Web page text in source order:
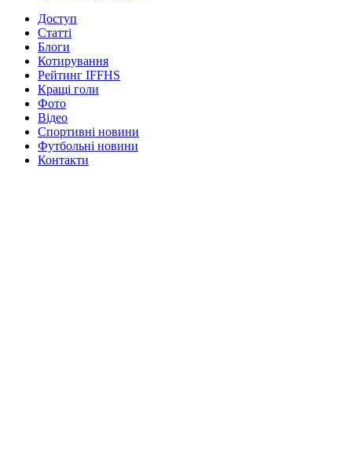
Доступ
Статті
Блоги
Котирування
Рейтинг IFFHS
Кращі голи
Фото
Відео
Спортивні новини
Футбольні новини
Контакти